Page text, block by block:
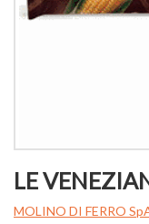
LE
MOLINO DI FERRO